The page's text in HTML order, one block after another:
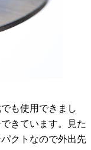
も使用できまし
きています。見た
クトなので外出先